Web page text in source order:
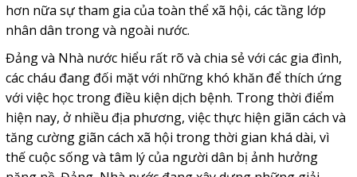
hơn nữa sự tham gia của toàn thể xã hội, các tầng lớp
nhân dân trong và ngoài nước.
Đảng và Nhà nước hiểu rất rõ và chia sẻ với các gia đình,
các cháu đang đối mặt với những khó khăn để thích ứng
với việc học trong điều kiện dịch bệnh. Trong thời điểm
hiện nay, ở nhiều địa phương, việc thực hiện giãn cách và
tăng cường giãn cách xã hội trong thời gian khá dài, vì
thế cuộc sống và tâm lý của người dân bị ảnh hưởng